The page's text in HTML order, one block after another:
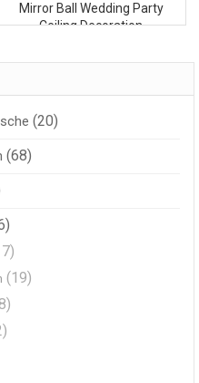
Mirror Ball Wedding Party
Ceiling Decoration
(20)
(68)
(19)